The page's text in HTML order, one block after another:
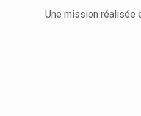
Une mission réalisée